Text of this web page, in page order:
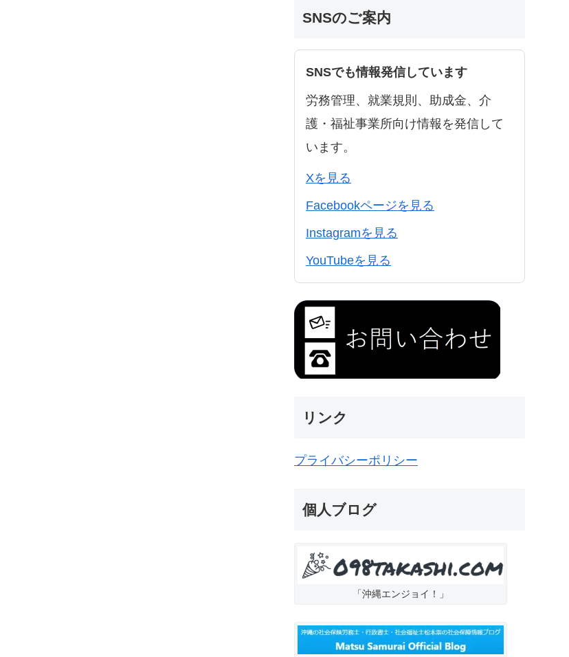
SNSのご案内
SNSでも情報発信しています
労務管理、就業規則、助成金、介
護・福祉事業所向け情報を発信して
います。
Xを見る
Facebookページを見る
Instagramを見る
YouTubeを見る
リンク
プライバシーポリシー
個人ブログ
「沖縄エンジョイ！」